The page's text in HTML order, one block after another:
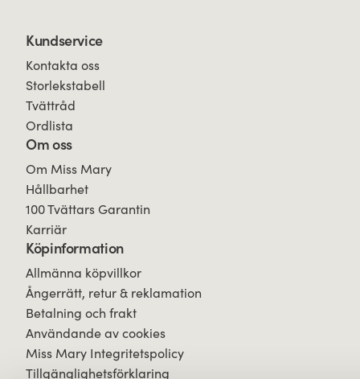
Kundservice
Kontakta oss
Storlekstabell
Tvättråd
Ordlista
Om oss
Om Miss Mary
Hållbarhet
100 Tvättars Garantin
Karriär
Köpinformation
Allmänna köpvillkor
Ångerrätt, retur & reklamation
Betalning och frakt
Användande av cookies
Miss Mary Integritetspolicy
Tillgänglighetsförklaring